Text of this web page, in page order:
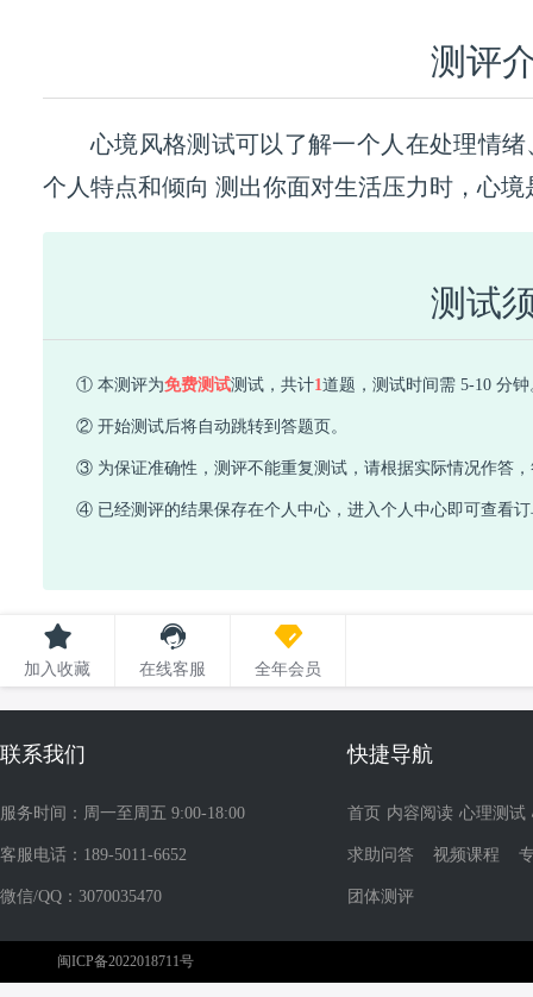
测评
心境风格测试可以了解一个人在处理情
个人特点和倾向 测出你面对生活压
测试
① 本测评为免费测试测试，共计1道题，测试时间需 5-10 分钟
② 开始测试后将自动跳转到答题页。
③ 为保证准确性，测评不能重复测试，请根据实际情况作答
④ 已经测评的结果保存在个人中心，进入个人中心即可查看
加入收藏 在线客服 全年会员
联系我们
服务时间：周一至周五 9:00-18:00
客服电话：189-5011-6652
微信/QQ：3070035470
快捷导航
首页 内容阅读 心理测试
求助问答 视频课程
团体测评
闽ICP备2022018711号